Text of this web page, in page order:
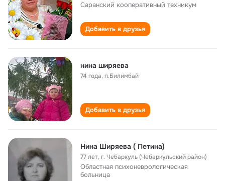
Саранский кооперативный техникум
Добавить в друзья
нина ширяева
74 года,п.Билимбай
Добавить в друзья
Нина Ширяева ( Петина)
77 лет,г. Чебаркуль (Чебаркульский район)
Областная психоневрологическая
больница